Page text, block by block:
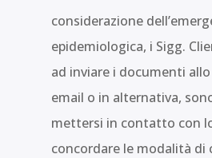
considerazione
epidemiologica, i Sigg.
ad inviare i documenti
email o in alternativa,
mettersi in contatto con
concordare le modalità di